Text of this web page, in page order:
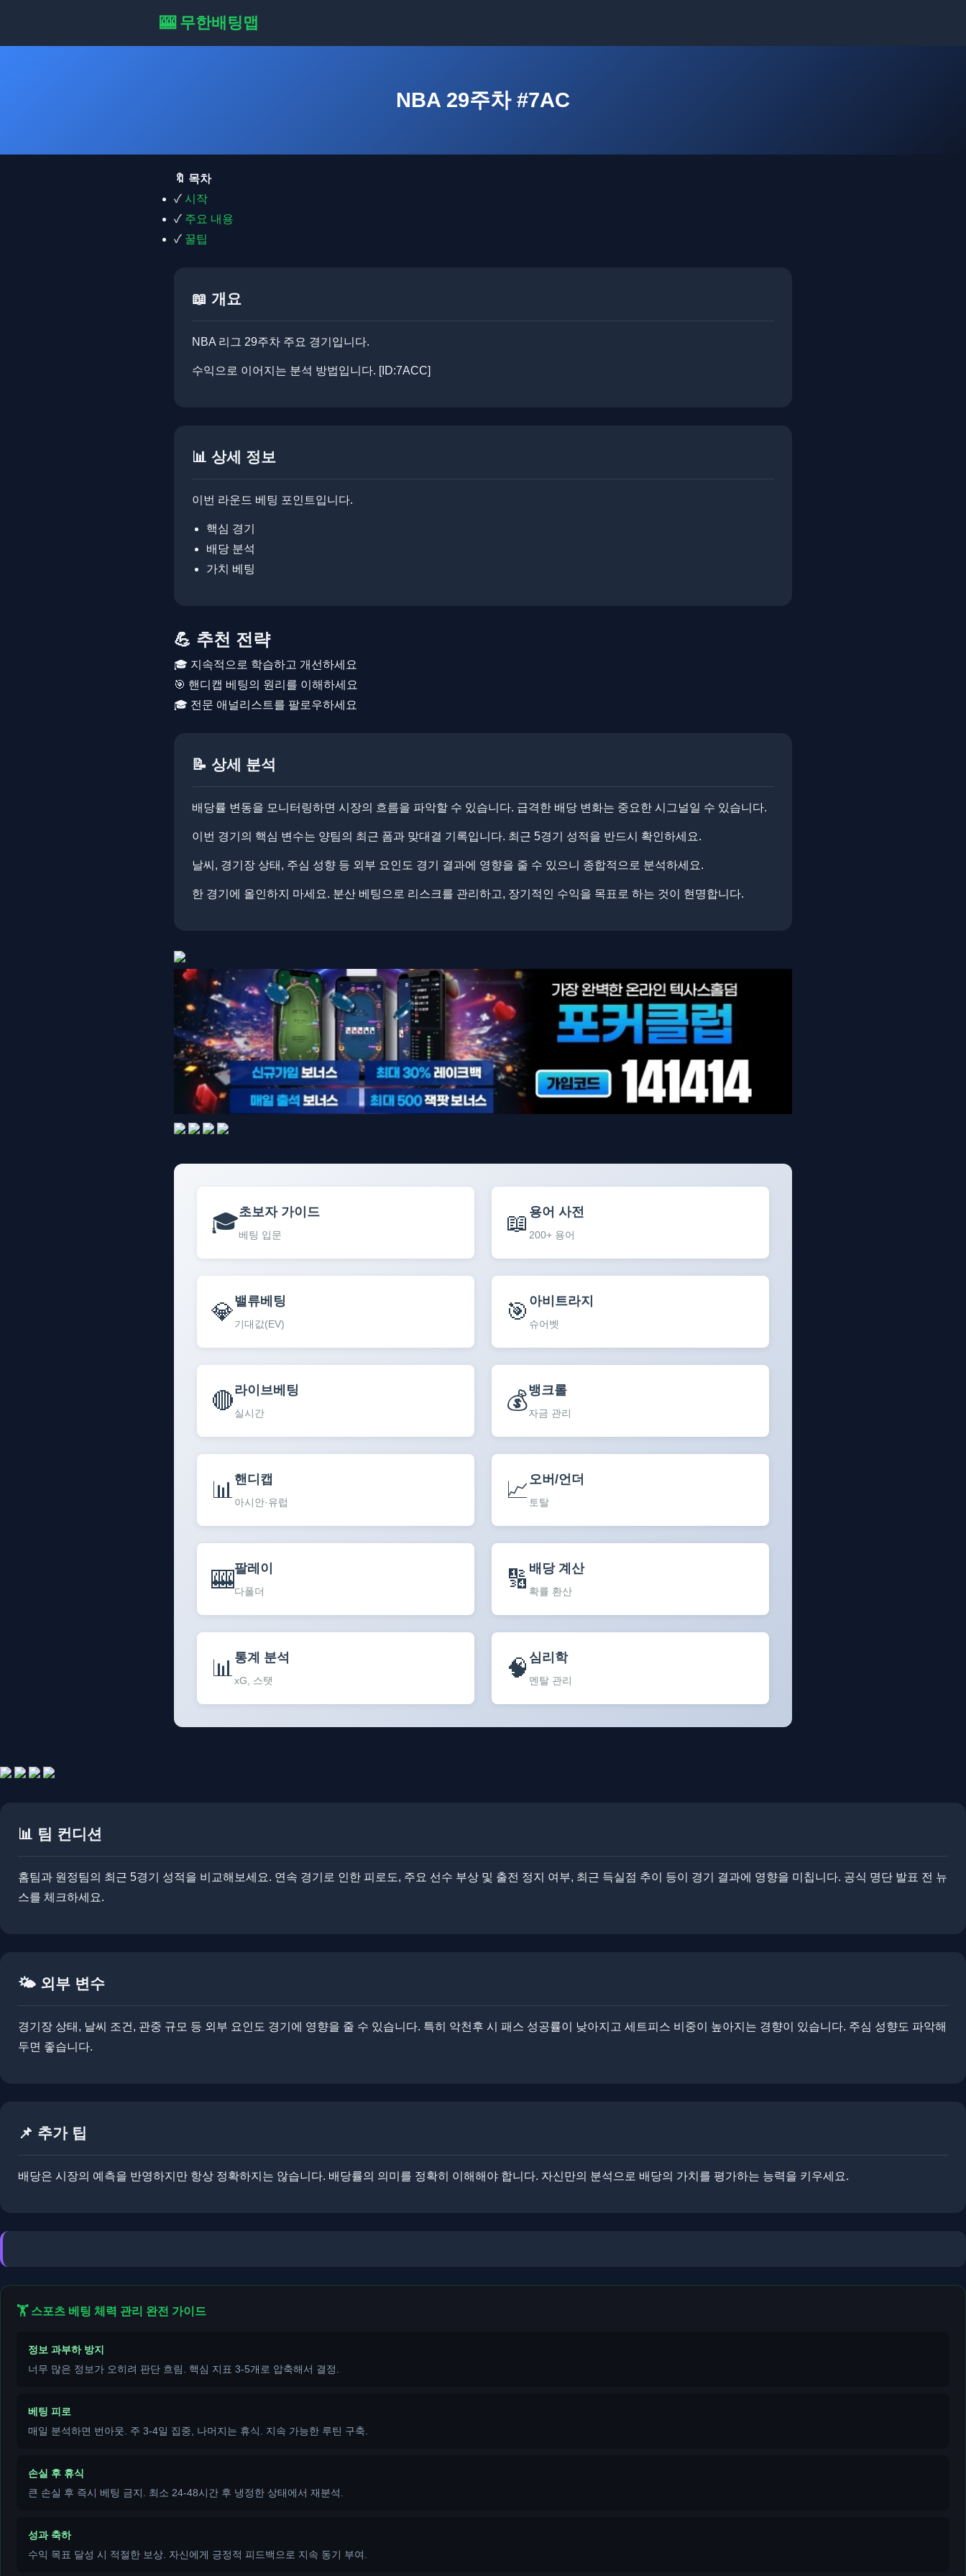
🎰 무한배팅맵
NBA 29주차 #7AC
🔖 목차
✓ 시작
✓ 주요 내용
✓ 꿀팁
📖 개요
NBA 리그 29주차 주요 경기입니다.
수익으로 이어지는 분석 방법입니다. ​​[ID:7ACC]
📊 상세 정보
이번 라운드 베팅 포인트입니다.
핵심 경기
배당 분석
가치 베팅
💪 추천 전략
🎓 지속적으로 학습하고 개선하세요
🎯 핸디캡 베팅의 원리를 이해하세요
🎓 전문 애널리스트를 팔로우하세요
📝 상세 분석
배당률 변동을 모니터링하면 시장의 흐름을 파악할 수 있습니다. 급격한 배당 변화는 중요한 시그널일 수 있습니다.
이번 경기의 핵심 변수는 양팀의 최근 폼과 맞대결 기록입니다. ​최근 5경기 성적을 반드시 확인하세요.
날씨, 경기장 상태, 주심 성향 등 외부 요인도 경기 결과에 영향을 줄 수 있으니 종합적으로 분석하세요.
한 경기에 올인하지 마세요. 분산 베팅으로 리스크를 관리하고, 장기적인 수익을 목표로 하는 것이 현명합니다.
🎓초보자 가이드
베팅 입문 📖 용어 사전
200+ 용어
💎밸류베팅
기대값(EV) 🎯 아비트라지
슈어벳
🔴라이브베팅
실시간 💰뱅크롤
자금 관리
📊 핸디캡
아시안·유럽 📈 오버/언더
토탈
🎰팔레이
다폴더 🔢 배당 계산
확률 환산
📊 통계 분석
xG, 스탯 🧠 심리학
멘탈 관리
📊 팀 컨디션
홈팀과 원정팀의 최근 5경기 성적을 비교해보세요. ​연속 경기로 인한 피로도, 주요 선수 부상 및 출전 정지 여부, 최근 득실점 추이 등이 경기 결과에 영향을 미칩니다. ​​공식 명단 발표 전 뉴
스를 체크하세요.
🌤️ 외부 변수
경기장 상태, 날씨 조건, 관중 규모 등 외부 요인도 경기에 영향을 줄 수 있습니다. ​특히 악천후 시 패스 성공률이 낮아지고 세트피스 비중이 높아지는 경향이 있습니다. ​주심 성향도 파악해
두면 좋습니다.
📌 추가 팁
​​배당은 시장의 예측을 반영하지만 항상 정확하지는 않습니다. 배당률의 의미를 정확히 이해해야 합니다. 자신만의 분석으로 배당의 가치를 평가하는 능력을 키우세요.
🏋️ 스포츠 베팅 체력 관리 완전 가이드
정보 과부하 방지
너무 많은 정보가 오히려 판단 흐림. 핵심 지표 3-5개로 압축해서 결정.
베팅 피로
매일 분석하면 번아웃. 주 3-4일 집중, 나머지는 휴식. 지속 가능한 루틴 구축.
손실 후 휴식
큰 손실 후 즉시 베팅 금지. 최소 24-48시간 후 냉정한 상태에서 재분석.
성과 축하
수익 목표 달성 시 적절한 보상. 자신에게 긍정적 피드백으로 지속 동기 부여.